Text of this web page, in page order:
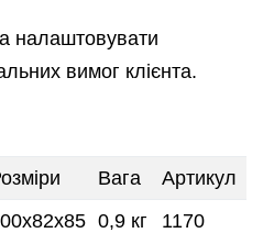
налаштовувати
вимог клієнта.
Вага
Артикул
0,9 кг
1170